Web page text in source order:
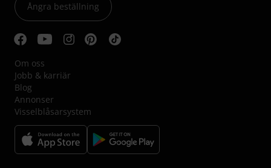
Ångra beställning
Om oss
Jobb & karriär
Blog
Annonser
Visselblåsarsystem